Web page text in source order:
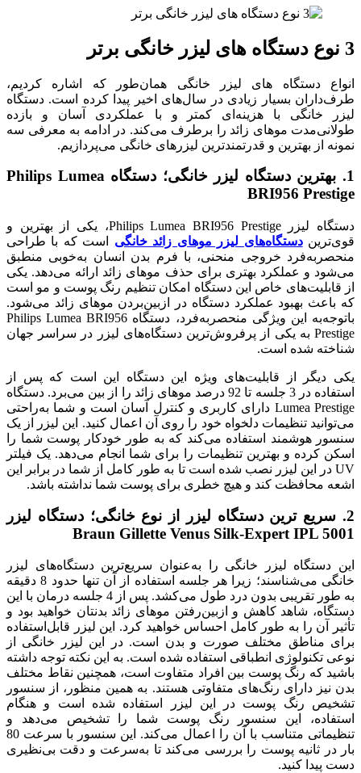
3 نوع دستگاه های لیزر خانگی برتر
انواع دستگاه های لیزر خانگی همان‌طور که اشاره کردیم،
طرف‌داران بسیار زیادی در سال‌های اخیر پیدا کرده است. دستگاه
لیزر خانگی با هزینه‌ای کمتر و با عملکردی آسان و بازده
طولانی‌مدت موهای زائد را برطرف می‌کند. در ادامه به معرفی سه
نمونه از بهترین و قدرتمندترین لیزرهای خانگی می‌پردازیم.
1. بهترین دستگاه لیزر خانگی؛ دستگاهPhilips Lumea
BRI956 Prestige
دستگاه لیزر Philips Lumea BRI956 Prestige، یکی از بهترین و
قوی‌تریندستگاه‌های لیزر موهای زائد خانگی است که با طراحی
منحصربه‌فرد خروجی منحنی، با فرم بدن انسان به‌خوبی منطبق
می‌شود و عملکرد بهتری برای حذف موهای زائد ارائه می‌دهد. یکی
از قابلیت‌های خاص این دستگاه امکان تنظیم رنگ پوست و مو است
که باعث بهبود عملکرد دستگاه در ازبین‌بردن موهای زائد می‌شود.
باتوجه‌به این ویژگی منحصربه‌فرد، دستگاه Philips Lumea BRI956
Prestige به یکی از پرفروش‌ترین دستگاه‌های لیزر در سراسر جهان
شناخته شده است.
یکی دیگر از قابلیت‌های ویژه این دستگاه این است که پس از
استفاده در 3 جلسه تا 92 درصد موهای زائد را از بین می‌برد. دستگاه
Lumea Prestige دارای کاربری و کنترل آسان است و شما به‌راحتی
می‌توانید تنظیمات دلخواه خود را روی آن اعمال کنید. این لیزر از یک
سنسور هوشمند استفاده می‌کند که به طور خودکار پوست شما را
اسکن کرده و بهترین تنظیمات را برای شما انجام می‌دهد. یک فیلتر
UV در این لیزر نصب شده است تا به طور کامل از شما در برابر این
اشعه محافظت کند و هیچ خطری برای پوست شما نداشته باشد.
2. سریع ترین دستگاه لیزر از نوع خانگی؛ دستگاه لیزر
Braun Gillette Venus Silk-Expert IPL 5001
این دستگاه لیزر خانگی را به‌عنوان سریع‌ترین دستگاه‌های لیزر
خانگی می‌شناسند؛ زیرا هر جلسه استفاده از آن تنها حدود 8 دقیقه
به طور تقریبی بدون درد طول می‌کشد. پس از 4 جلسه درمان با این
دستگاه، شاهد کاهش و ازبین‌رفتن موهای زائد بدنتان خواهید بود و
تأثیر آن را به طور کامل احساس خواهید کرد. این لیزر قابل‌استفاده
برای مناطق مختلف صورت و بدن است. در این لیزر خانگی از
نوعی تکنولوژی انطباقی استفاده شده است. به این نکته توجه داشته
باشید که رنگ پوست بین افراد متفاوت است، همچنین نقاط مختلف
بدن نیز دارای رنگ‌های متفاوتی هستند. به همین منظور، از سنسور
تشخیص رنگ پوست در این لیزر استفاده شده است و هنگام
استفاده، این سنسور رنگ پوست شما را تشخیص می‌دهد و
تنظیماتی متناسب با آن را اعمال می‌کند. این سنسور با سرعت 80
بار در ثانیه پوست را بررسی می‌کند تا به‌سرعت و دقت بی‌نظیری
دست پیدا کنید.